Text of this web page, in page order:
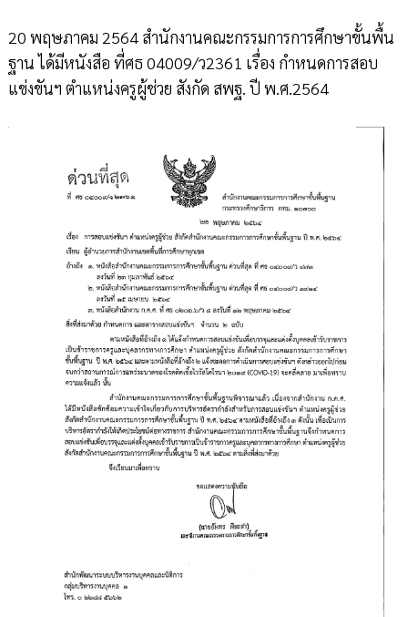
20 พฤษภาคม 2564 สำนักงานคณะกรรมการการศึกษาขั้นพื้น
ฐาน ได้มีหนังสือ ที่ศธ 04009/ว2361 เรื่อง กำหนดการสอบ
แข่งขันฯ ตำแหน่งครูผู้ช่วย สังกัด สพฐ. ปี พ.ศ.2564